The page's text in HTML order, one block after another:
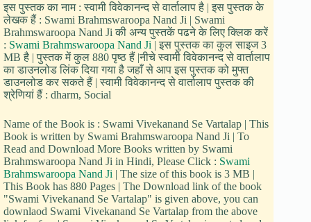
इस पुस्तक का नाम : स्वामी विवेकानन्द से वार्तालाप है | इस पुस्तक के
लेखक हैं : Swami Brahmswaroopa Nand Ji | Swami
Brahmswaroopa Nand Ji की अन्य पुस्तकें पढने के लिए क्लिक करें
: Swami Brahmswaroopa Nand Ji | इस पुस्तक का कुल साइज 3
MB है | पुस्तक में कुल 880 पृष्ठ हैं |नीचे स्वामी विवेकानन्द से वार्तालाप
का डाउनलोड लिंक दिया गया है जहाँ से आप इस पुस्तक को मुफ्त
डाउनलोड कर सकते हैं | स्वामी विवेकानन्द से वार्तालाप पुस्तक की
श्रेणियां हैं : dharm, Social
Name of the Book is : Swami Vivekanand Se Vartalap | This
Book is written by Swami Brahmswaroopa Nand Ji | To
Read and Download More Books written by Swami
Brahmswaroopa Nand Ji in Hindi, Please Click : Swami
Brahmswaroopa Nand Ji | The size of this book is 3 MB |
This Book has 880 Pages | The Download link of the book
"Swami Vivekanand Se Vartalap" is given above, you can
downlaod Swami Vivekanand Se Vartalap from the above